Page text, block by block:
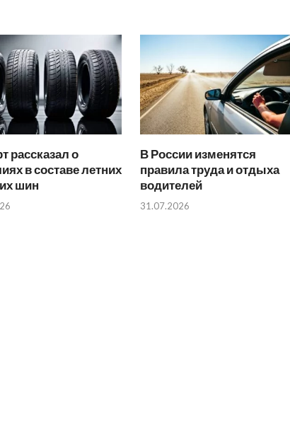
рассказал о
в составе летних
шин
В России изменятся
правила труда и отдыха
водителей
31.07.2026